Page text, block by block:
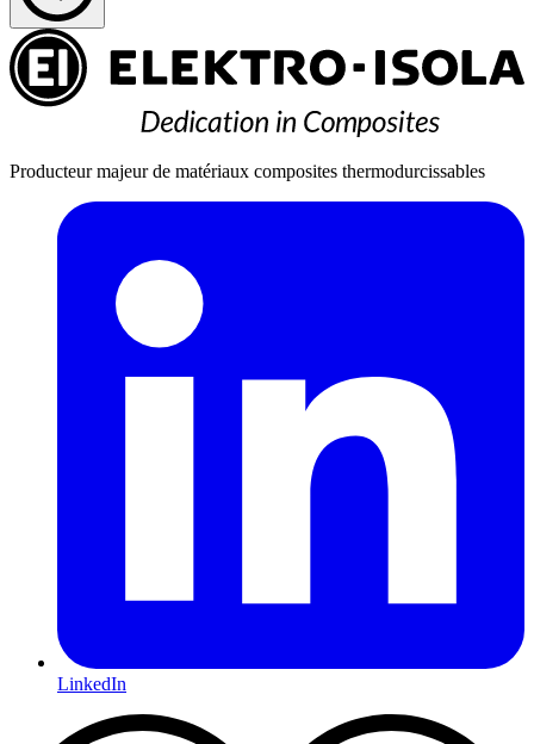
Producteur majeur de matériaux composites thermodurcissables
LinkedIn